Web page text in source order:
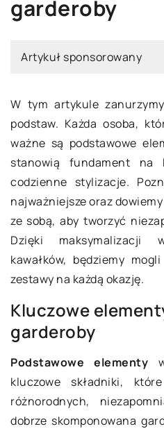
garderoby
Artykuł sponsorowany
W tym artykule
podstaw. Każda osoba,
ważne są podstawowe
stanowią fundament na
codzienne stylizacje.
najważniejsze oraz
ze sobą, aby tworzyć
Dzięki maksymalizacji
kawałków, będziemy
zestawy na każdą okazję.
Kluczowe
garderoby
Podstawowe elementy
kluczowe składniki,
różnorodnych,
dobrze skomponowana